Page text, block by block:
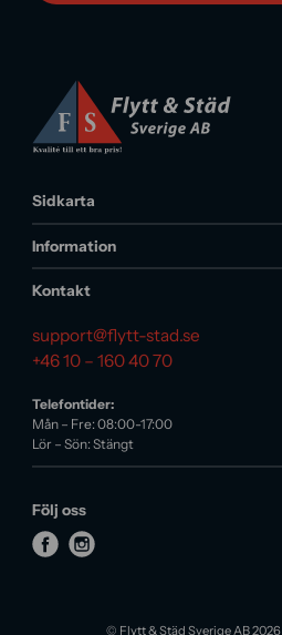
Sidkarta
Information
Kontakt
support@flytt-stad.se
+46 10 – 160 40 70
Telefontider:
Mån – Fre: 08:00-17:00
Lör – Sön: Stängt
Följ oss
f
i
© Flytt & Städ Sverige AB 2026